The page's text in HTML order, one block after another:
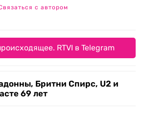
с автором
RTVI в Telegram
Бритни Спирс, U2 и
69 лет